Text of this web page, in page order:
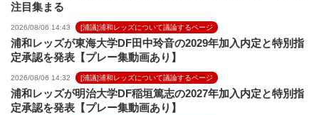
注目集まる
2026/08/06 14:43 [浦議]浦和レッズについて議論するページ
浦和レッズが東海大学DF田中玲音の2029年加入内定と特別指
定承認を発表【プレー集動画あり】
2026/08/06 14:32 [浦議]浦和レッズについて議論するページ
浦和レッズが明治大学DF稲垣篤志の2027年加入内定と特別指
定承認を発表【プレー集動画あり】